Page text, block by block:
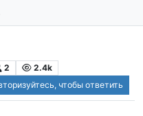
2
2.4k
чтобы ответить